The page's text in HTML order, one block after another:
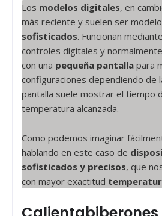
Los modelos digitales, en
más reciente y suelen ser
sofisticados. Funcionan
controles digitales y
con una pequeña pantalla para
configuraciones dependiendo de
pantalla suele mostrar el tiempo
temperatura alcanzada.
Como podemos imaginar
hablando en este caso de
sofisticados y precisos, que
con mayor exactitud